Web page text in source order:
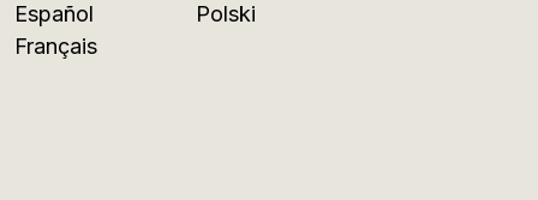
Español
Français
Polski